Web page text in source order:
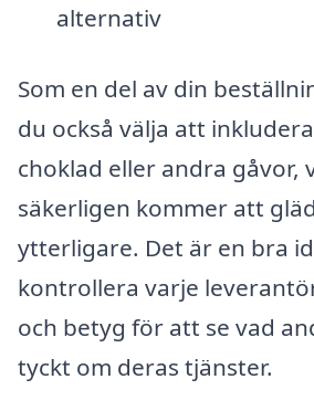
alternativ
Som en del av din
du också välja att
choklad eller andra gåvor,
säkerligen kommer att
ytterligare. Det är en bra
kontrollera varje
och betyg för att se vad
tyckt om deras tjänster.